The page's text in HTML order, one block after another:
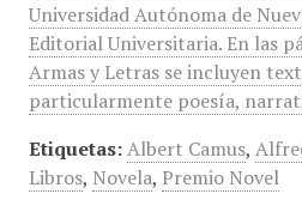
Universidad Autónoma de
Editorial Universitaria. En las
Armas y Letras se incluyen
particularmente poesía,
Etiquetas: Albert Camus,
Libros, Novela, Premio Novel